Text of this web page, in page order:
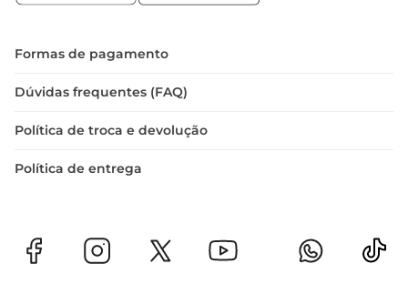
transformar seu espaço com este produto prático
e eficiente
Formas de pagamento
Dúvidas frequentes (FAQ)
Política de troca e devolução
Política de entrega